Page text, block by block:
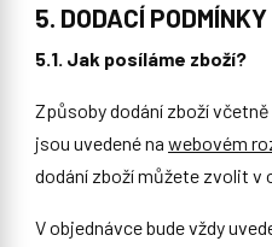
5. DODACÍ PODMÍNKY
5.1. Jak posíláme zboží?
Způsoby dodání zboží
jsou uvedené na webovém
dodání zboží můžete zvolit v
V objednávce bude vždy